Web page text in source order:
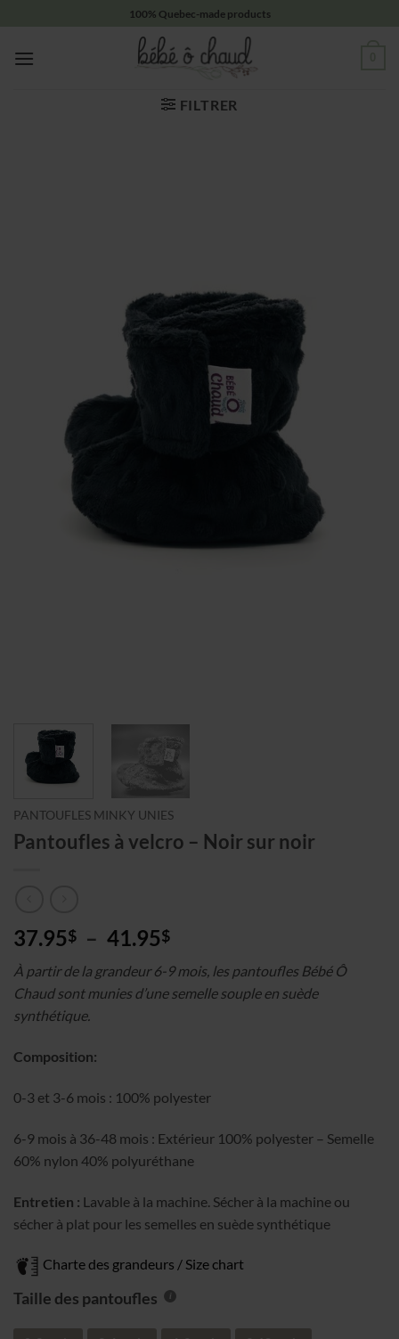
contenu
100% Quebec-made products
FILTRER
PANTOUFLES MINKY UNIES
Pantoufles à velcro – Noir sur noir
37.95$ – 41.95$Plage
prix :
37.95$
À partir de la grandeur 6-9 mois, les pantoufles Bébé Ô
Chaud sont munies d’une semelle souple en suède
synthétique.
Composition:
0-3 et 3-6 mois : 100% polyester
6-9 mois à 36-48 mois : Extérieur 100% polyester – Semelle
60% nylon 40% polyuréthane
Entretien : Lavable à la machine. Sécher à la machine ou
sécher à plat pour les semelles en suède synthétique
Charte des grandeurs / Size chart
Taille des pantoufles